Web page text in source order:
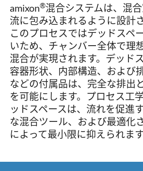
amixon®混合システムは、混
流に包み込まれるように設計
このプロセスではデッドスペ
いため、チャンバー全体で理
混合が実現されます。デッド
容器形状、内部構造、および
などの付属品は、完全な排出
を可能にします。プロセス工
ッドスペースは、流れを促進
な混合ツール、および最適化
によって最小限に抑えられます